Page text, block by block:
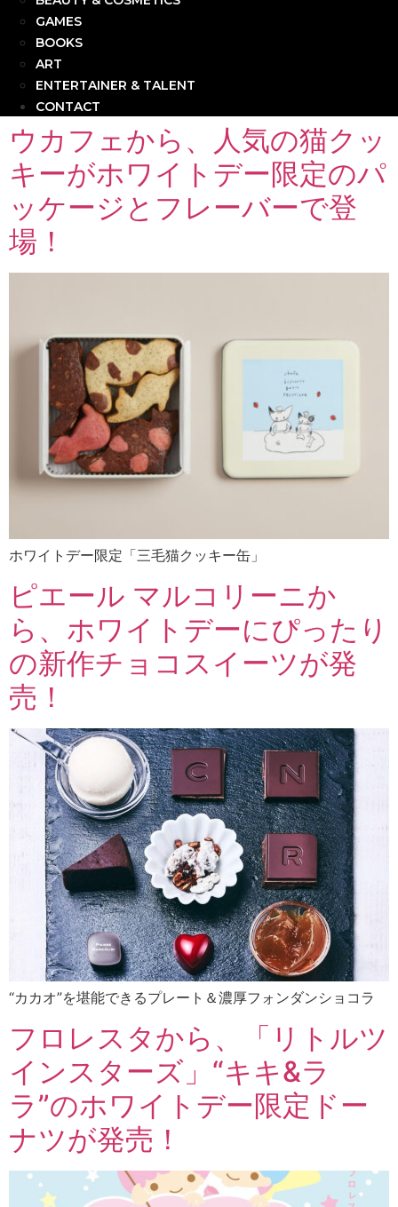
GAMES
BOOKS
ART
ENTERTAINER & TALENT
CONTACT
ウカフェから、人気の猫クッ
キーがホワイトデー限定のパ
ッケージとフレーバーで登
場！
ホワイトデー限定「三毛猫クッキー缶」
ピエール マルコリーニか
ら、ホワイトデーにぴったり
の新作チョコスイーツが発
売！
“カカオ”を堪能できるプレート＆濃厚フォンダンショコラ
フロレスタから、「リトルツ
インスターズ」“キキ&ラ
ラ”のホワイトデー限定ドー
ナツが発売！